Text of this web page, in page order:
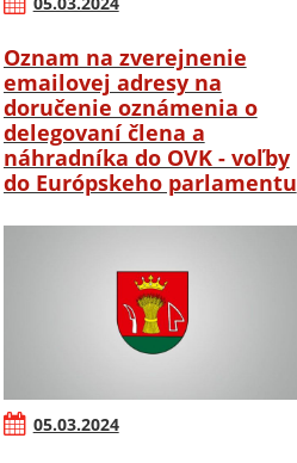
Oznam na zverejnenie
emailovej adresy na
doručenie oznámenia o
delegovaní člena a
náhradníka do OVK - voľby
do Európskeho parlamentu
05.03.2024